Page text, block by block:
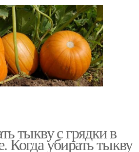
тыкву с грядки в
Когда убирать тыкву